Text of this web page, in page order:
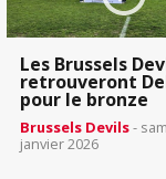
Les Brussels
retrouveront
pour le bronze
Brussels Devils-
janvier 2026